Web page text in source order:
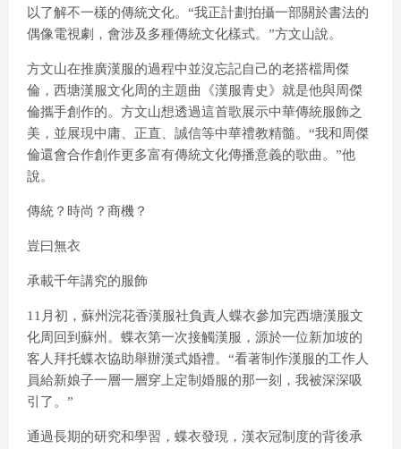
以了解不一樣的傳統文化。“我正計劃拍攝一部關於書法的
偶像電視劇，會涉及多種傳統文化樣式。”方文山說。
方文山在推廣漢服的過程中並沒忘記自己的老搭檔周傑
倫，西塘漢服文化周的主題曲《漢服青史》就是他與周傑
倫攜手創作的。方文山想透過這首歌展示中華傳統服飾之
美，並展現中庸、正直、誠信等中華禮教精髓。“我和周傑
倫還會合作創作更多富有傳統文化傳播意義的歌曲。”他
說。
傳統？時尚？商機？
豈曰無衣
承載千年講究的服飾
11月初，蘇州浣花香漢服社負責人蝶衣參加完西塘漢服文
化周回到蘇州。蝶衣第一次接觸漢服，源於一位新加坡的
客人拜托蝶衣協助舉辦漢式婚禮。“看著制作漢服的工作人
員給新娘子一層一層穿上定制婚服的那一刻，我被深深吸
引了。”
通過長期的研究和學習，蝶衣發現，漢衣冠制度的背後承